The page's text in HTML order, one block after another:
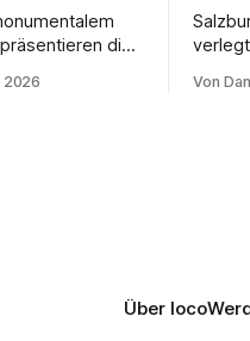
die
2026 Von
Über Ioco